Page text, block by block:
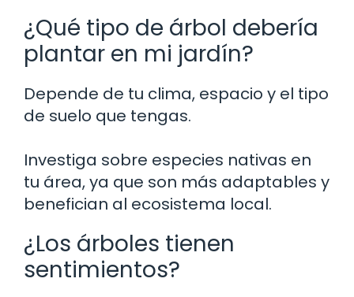
¿Qué tipo de árbol debería
plantar en mi jardín?
Depende de tu clima, espacio y el tipo
de suelo que tengas.
Investiga sobre especies nativas en
tu área, ya que son más adaptables y
benefician al ecosistema local.
¿Los árboles tienen
sentimientos?